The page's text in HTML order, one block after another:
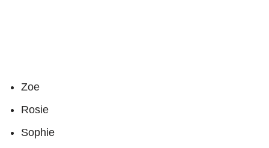
Zoe
Rosie
Sophie